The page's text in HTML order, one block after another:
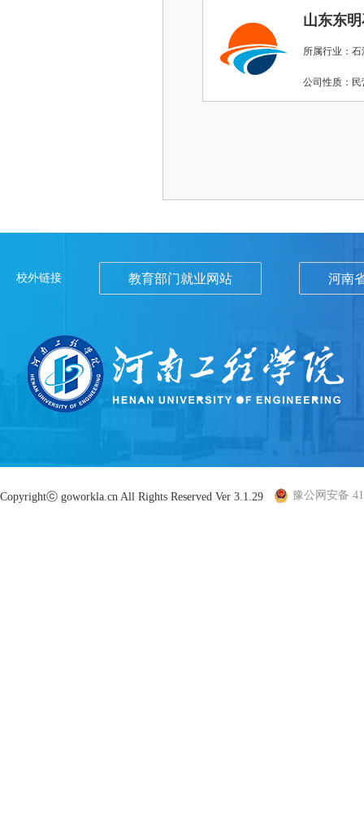
山东东
所属行业：石
公司性质
校外链接 教育部门就业网站 河南
Copyrightⓒ goworkla.cn All Rights Reserved Ver 3.1.29 豫公网安备